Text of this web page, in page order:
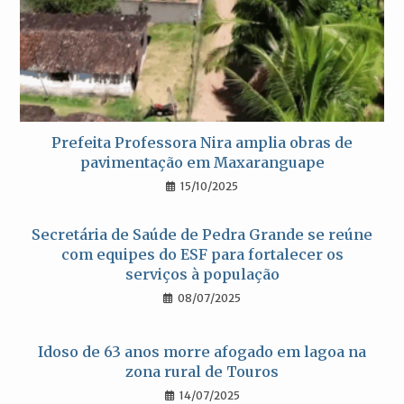
Prefeita Professora Nira amplia obras de
pavimentação em Maxaranguape
15/10/2025
Secretária de Saúde de Pedra Grande se reúne
com equipes do ESF para fortalecer os
serviços à população
08/07/2025
Idoso de 63 anos morre afogado em lagoa na
zona rural de Touros
14/07/2025